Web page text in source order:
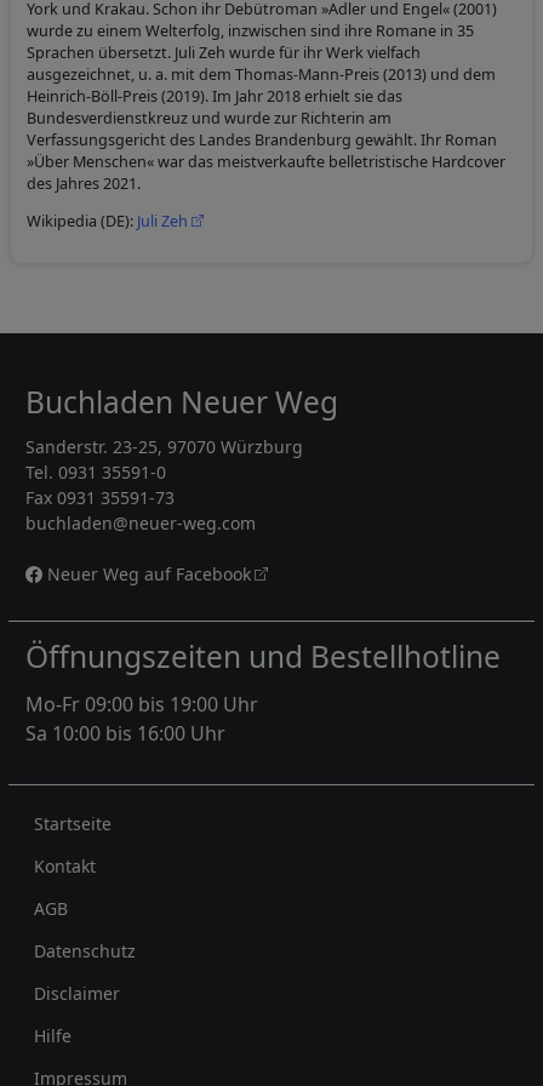
York und Krakau. Schon ihr Debütroman »Adler und Engel« (2001)
wurde zu einem Welterfolg, inzwischen sind ihre Romane in 35
Sprachen übersetzt. Juli Zeh wurde für ihr Werk vielfach
ausgezeichnet, u. a. mit dem Thomas-Mann-Preis (2013) und dem
Heinrich-Böll-Preis (2019). Im Jahr 2018 erhielt sie das
Bundesverdienstkreuz und wurde zur Richterin am
Verfassungsgericht des Landes Brandenburg gewählt. Ihr Roman
»Über Menschen« war das meistverkaufte belletristische Hardcover
des Jahres 2021.
Wikipedia (DE): Juli Zeh
Buchladen Neuer Weg
Sanderstr. 23-25, 97070 Würzburg
Tel. 0931 35591-0
Fax 0931 35591-73
buchladen@neuer-weg.com
Neuer Weg auf Facebook
Öffnungszeiten und Bestellhotline
Mo-Fr 09:00 bis 19:00 Uhr
Sa 10:00 bis 16:00 Uhr
Rechtliches
Startseite
Kontakt
AGB
Datenschutz
Disclaimer
Hilfe
Impressum